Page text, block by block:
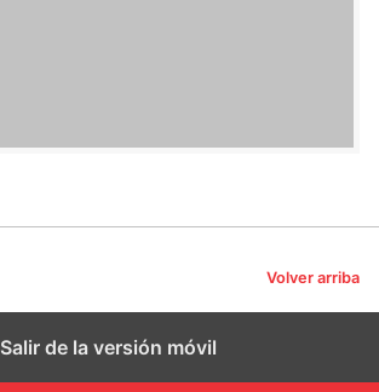
Volver arriba
Salir de la versión móvil